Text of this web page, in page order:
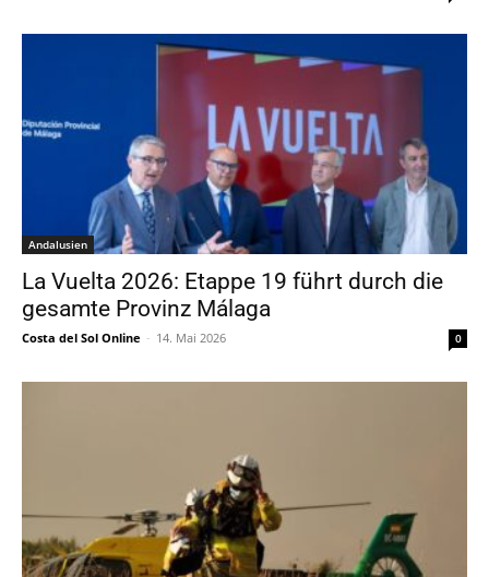
Andalusien
La Vuelta 2026: Etappe 19 führt durch die
gesamte Provinz Málaga
Costa del Sol Online - 14. Mai 2026 0